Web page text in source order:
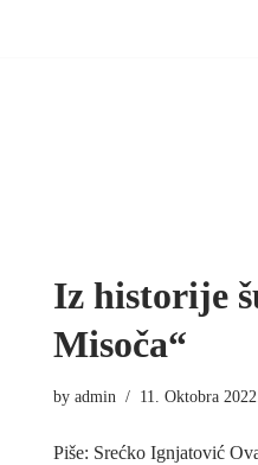
Iz historije
Misoča“
by admin 11. Oktobra 2022.
Piše: Srećko Ignjatović